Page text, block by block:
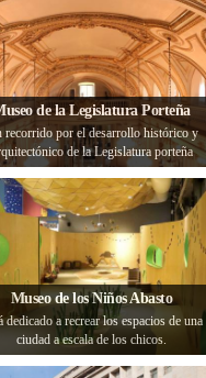
de la Legislatura Porteña
recorrido por el desarrollo histórico y
de la Legislatura porteña
Museo de los Niños Abasto
dedicado a recrear los espacios de una
ciudad a escala de los chicos.